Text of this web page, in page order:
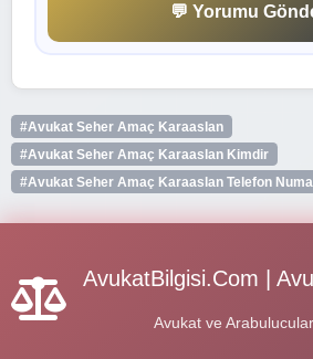
💬 Yorumu
#Avukat Seher Amaç Karaaslan
#Avukat Seher Amaç Karaaslan Kimdir
#Avukat Seher Amaç Karaaslan Telefon
AvukatBilgisi.Com |
Avukat ve Arabulucular